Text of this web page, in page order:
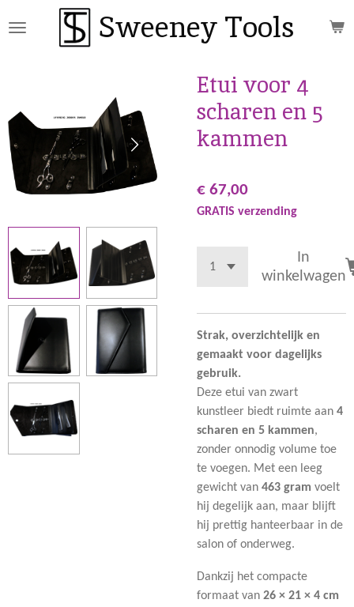
direct
Sweeney Tools
Etui voor 4
scharen en 5
kammen
€ 67,00
GRATIS verzending
In
winkelwagen
Strak, overzichtelijk en
gemaakt voor dagelijks
gebruik.
Deze etui van zwart
kunstleer biedt ruimte aan 4
scharen en 5 kammen,
zonder onnodig volume toe
te voegen. Met een leeg
gewicht van 463 gram voelt
hij degelijk aan, maar blijft
hij prettig hanteerbaar in de
salon of onderweg.
Dankzij het compacte
formaat van 26 × 21 × 4 cm